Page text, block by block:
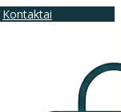
Kontaktai